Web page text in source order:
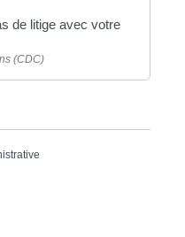
de litige avec votre
(CDC)